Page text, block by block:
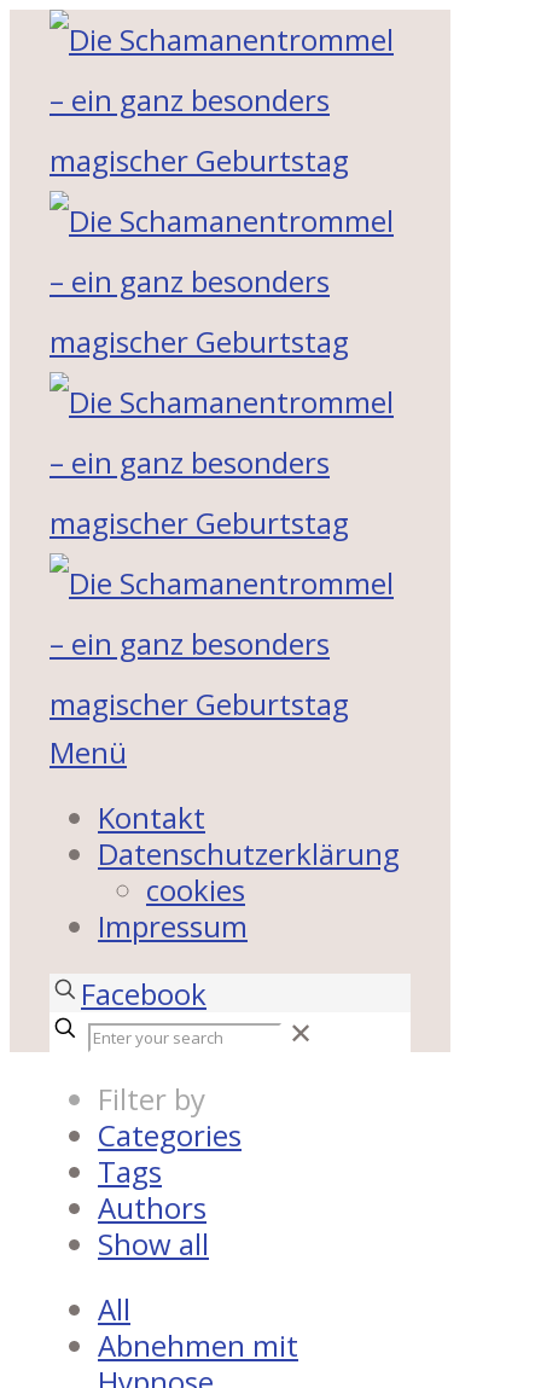
Menü
Kontakt
Datenschutzerklärung
cookies
Impressum
Facebook
✕
Filter by
Categories
Tags
Authors
Show all
All
Abnehmen mit